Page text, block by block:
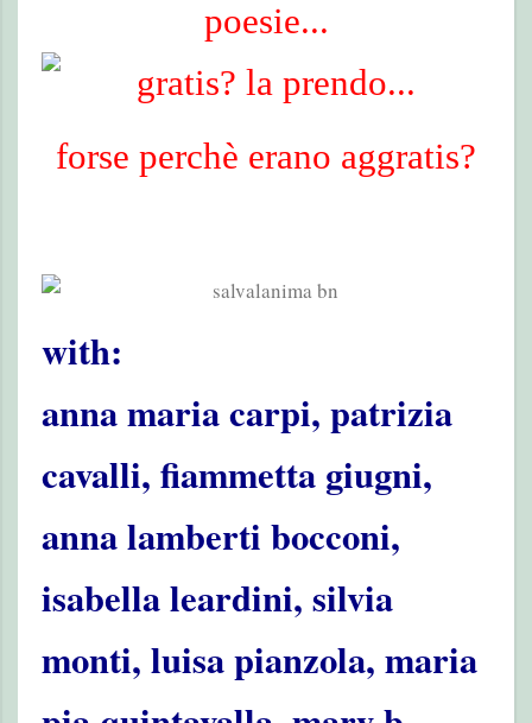
poesie...
forse perchè erano aggratis?
with:
anna maria carpi, patrizia
cavalli, fiammetta giugni,
anna lamberti bocconi,
isabella leardini, silvia
monti, luisa pianzola, maria